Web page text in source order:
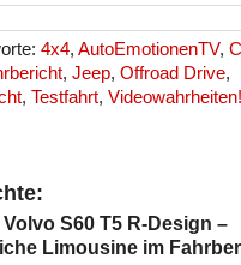
4x4, AutoEmotionenTV,
, Jeep, Offroad Drive,
, Testfahrt, Videowahrheiten!
S60 T5 R-Design –
Limousine im